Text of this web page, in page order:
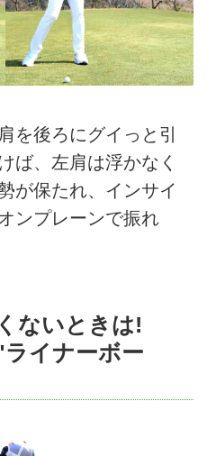
を後ろにグイっと引
ば、左肩は浮かなく
が保たれ、インサイ
ンプレーンで振れ
ないときは!
イナーボー